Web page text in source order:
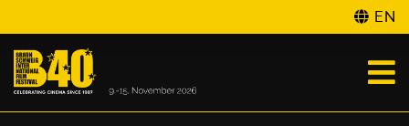
EN